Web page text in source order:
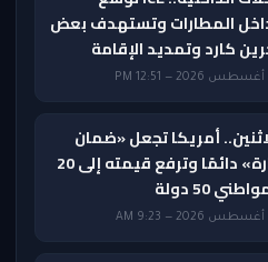
داخل المطارات وتستهدف بعض
كارد وتمديد الإقامة
أمريكا تجعل «ضمان
تأشيرة الزيارة» دائمًا وترفع قيمته إلى 20
50 دولة